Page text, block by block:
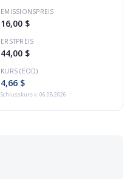
EMISSIONSPREIS
16,00 $
ERSTPREIS
44,00 $
KURS (EOD)
4,66 $
Schlusskursv. 06.08.2026